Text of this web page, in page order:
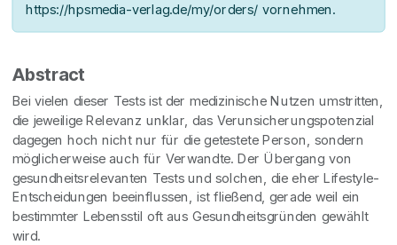
https://hpsmedia-verlag.de/my/orders/ vornehmen.
Abstract
Bei vielen dieser Tests ist der medizinische Nutzen umstritten,
die jeweilige Relevanz unklar, das Verunsicherungspotenzial
dagegen hoch nicht nur für die getestete Person, sondern
möglicherweise auch für Verwandte. Der Übergang von
gesundheitsrelevanten Tests und solchen, die eher Lifestyle-
Entscheidungen beeinflussen, ist fließend, gerade weil ein
bestimmter Lebensstil oft aus Gesundheitsgründen gewählt
wird.